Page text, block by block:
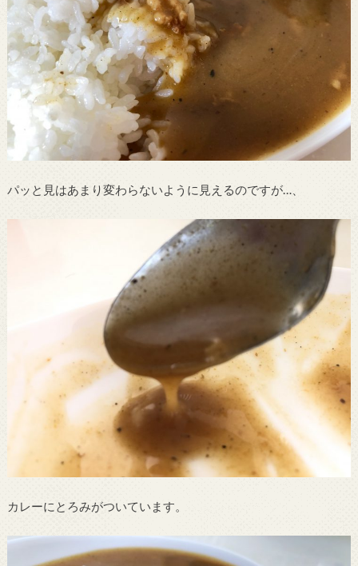
パッと見はあまり変わらないように見えるのですが…、
カレーにとろみがついています。